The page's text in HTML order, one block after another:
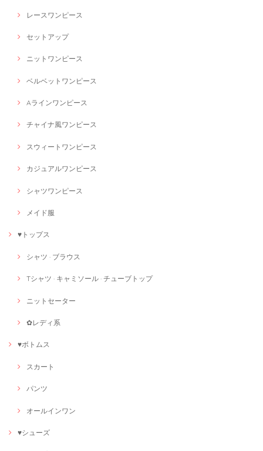
レースワンピース
セットアップ
ニットワンピース
ベルベットワンピース
Aラインワンピース
チャイナ風ワンピース
スウィートワンピース
カジュアルワンピース
シャツワンピース
メイド服
♥トップス
シャツ · ブラウス
Tシャツ · キャミソール · チューブトップ
ニットセーター
✿レディ系
♥ボトムス
スカート
パンツ
オールインワン
♥シューズ